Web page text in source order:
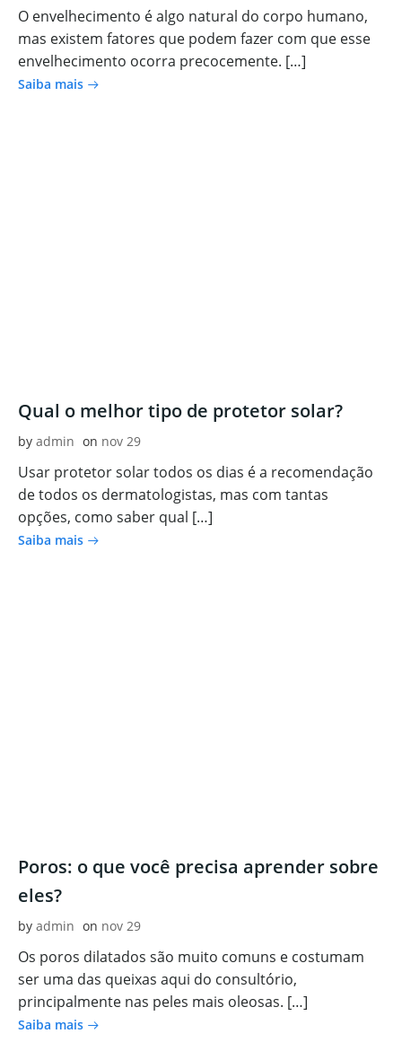
O envelhecimento é algo natural do corpo humano,
mas existem fatores que podem fazer com que esse
envelhecimento ocorra precocemente. […]
Saiba mais
Qual o melhor tipo de protetor solar?
by admin on nov 29
Usar protetor solar todos os dias é a recomendação
de todos os dermatologistas, mas com tantas
opções, como saber qual […]
Saiba mais
Poros: o que você precisa aprender sobre
eles?
by admin on nov 29
Os poros dilatados são muito comuns e costumam
ser uma das queixas aqui do consultório,
principalmente nas peles mais oleosas. […]
Saiba mais